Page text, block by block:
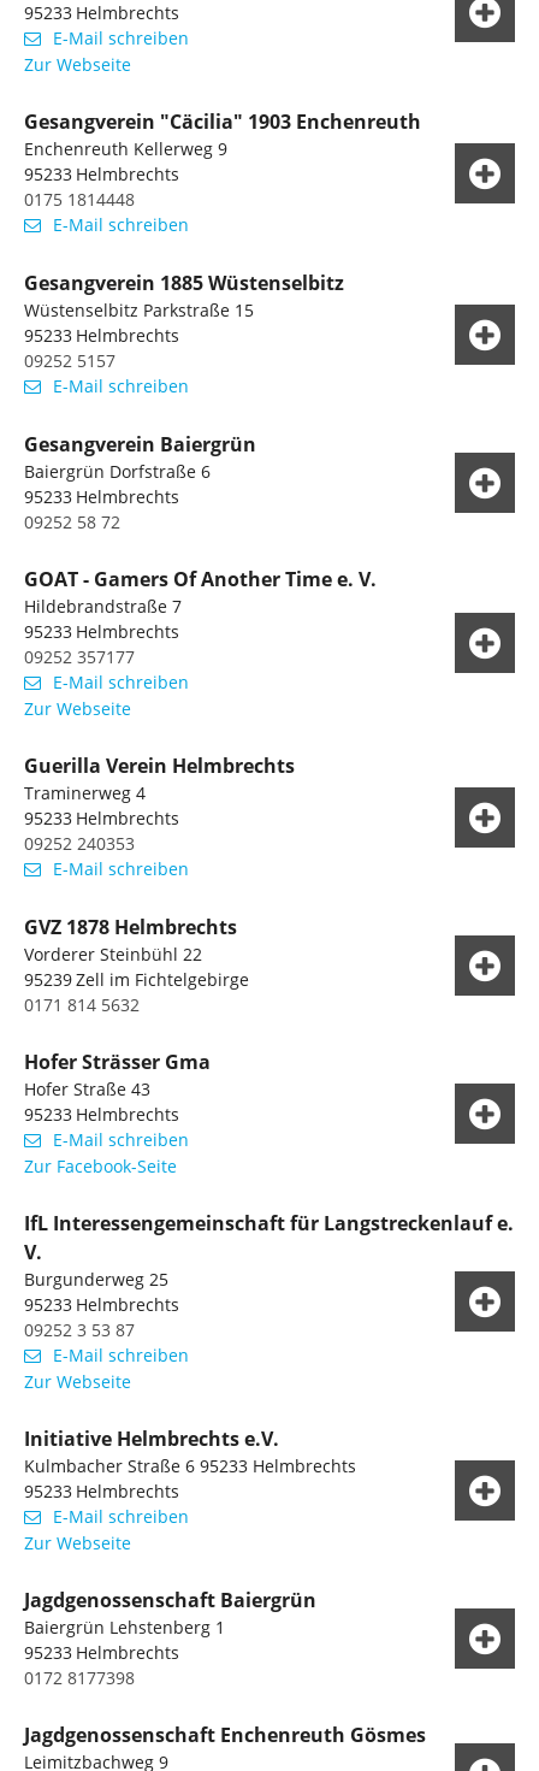
95233 Helmbrechts
E-Mail schreiben
Zur Webseite
Gesangverein "Cäcilia" 1903 Enchenreuth
Enchenreuth Kellerweg 9
95233 Helmbrechts
0175 1814448
E-Mail schreiben
Gesangverein 1885 Wüstenselbitz
Wüstenselbitz Parkstraße 15
95233 Helmbrechts
09252 5157
E-Mail schreiben
Gesangverein Baiergrün
Baiergrün Dorfstraße 6
95233 Helmbrechts
09252 58 72
GOAT - Gamers Of Another Time e. V.
Hildebrandstraße 7
95233 Helmbrechts
09252 357177
E-Mail schreiben
Zur Webseite
Guerilla Verein Helmbrechts
Traminerweg 4
95233 Helmbrechts
09252 240353
E-Mail schreiben
GVZ 1878 Helmbrechts
Vorderer Steinbühl 22
95239Zell im Fichtelgebirge
0171 814 5632
Hofer Strässer Gma
Hofer Straße 43
95233 Helmbrechts
E-Mail schreiben
Zur Facebook-Seite
IfL Interessengemeinschaft für Langstreckenlauf e.
V.
Burgunderweg 25
95233 Helmbrechts
09252 3 53 87
E-Mail schreiben
Zur Webseite
Initiative Helmbrechts e.V.
Kulmbacher Straße 6 95233 Helmbrechts
95233 Helmbrechts
E-Mail schreiben
Zur Webseite
Jagdgenossenschaft Baiergrün
Baiergrün Lehstenberg 1
95233 Helmbrechts
0172 8177398
Jagdgenossenschaft Enchenreuth Gösmes
Leimitzbachweg 9